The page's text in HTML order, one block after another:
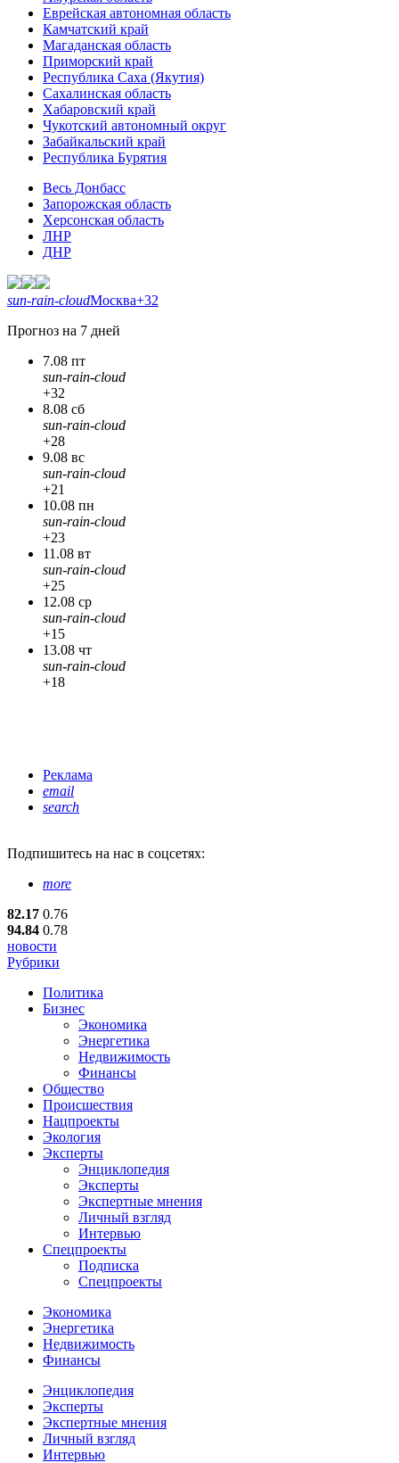
Еврейская автономная область
Камчатский край
Магаданская область
Приморский край
Республика Саха (Якутия)
Сахалинская область
Хабаровский край
Чукотский автономный округ
Забайкальский край
Республика Бурятия
Весь Донбасс
Запорожская область
Херсонская область
ЛНР
ДНР
sun-rain-cloudМосква+32
Прогноз на 7 дней
7.08 пт
sun-rain-cloud
+32
8.08 сб
sun-rain-cloud
+28
9.08 вс
sun-rain-cloud
+21
10.08 пн
sun-rain-cloud
+23
11.08 вт
sun-rain-cloud
+25
12.08 ср
sun-rain-cloud
+15
13.08 чт
sun-rain-cloud
+18
Реклама
email
search
Подпишитесь на нас в соцсетях:
more
82.17 0.76
94.84 0.78
новости
Рубрики
Политика
Бизнес
Экономика
Энергетика
Недвижимость
Финансы
Общество
Происшествия
Нацпроекты
Экология
Эксперты
Энциклопедия
Эксперты
Экспертные мнения
Личный взгляд
Интервью
Спецпроекты
Подписка
Спецпроекты
Экономика
Энергетика
Недвижимость
Финансы
Энциклопедия
Эксперты
Экспертные мнения
Личный взгляд
Интервью